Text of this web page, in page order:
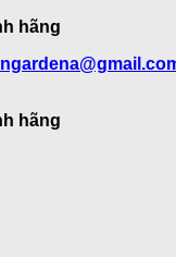
hãng
hãng